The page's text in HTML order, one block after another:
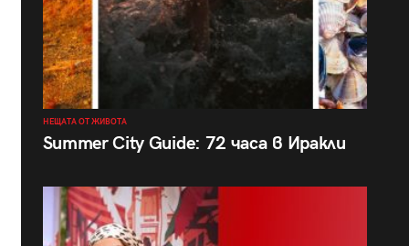
НЕЩАТА ОТ ЖИВОТА
Summer City Guide: 72 часа в Иракли